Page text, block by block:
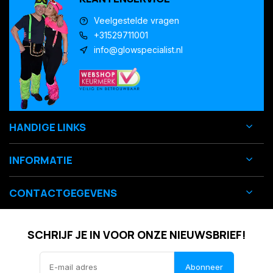
Veelgestelde vragen
+31529711001
info@glowspecialist.nl
HANDIGE LINKS
INFORMATIE
CONTACTGEGEVENS
SCHRIJF JE IN VOOR ONZE NIEUWSBRIEF!
Abonneer